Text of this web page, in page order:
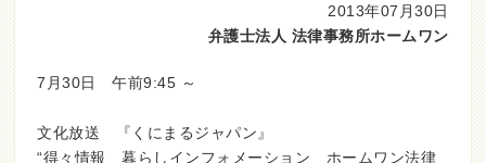
2013年07月30日
弁護士法人 法律事務所ホームワン
7月30日 午前9:45 ～
文化放送 『くにまるジャパン』
“得々情報 暮らしインフォメーション ホームワン法律